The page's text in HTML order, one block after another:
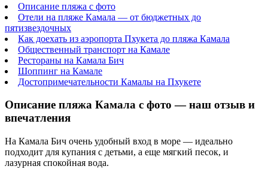
Описание пляжа с фото
Отели на пляже Камала — от бюджетных до
пятизвездочных
Как доехать из аэропорта Пхукета до пляжа Камала
Общественный транспорт на Камале
Рестораны на Камала Бич
Шоппинг на Камале
Достопримечательности Камалы на Пхукете
Описание пляжа Камала с фото — наш отзыв и
впечатления
На Камала Бич очень удобный вход в море — идеально
подходит для купания с детьми, а еще мягкий песок, и
лазурная спокойная вода.